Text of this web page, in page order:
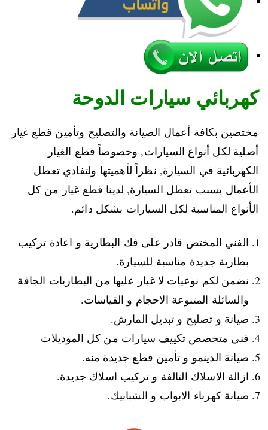
كهربائي سيارات الدوحة
مختصين بكافة أعمال الصيانة والتصليح وتأمين قطع غيار
أصلية لكل أنواع السيارات, وخصوصاً قطع الغيار
الكهربائية في السيارة, نظراً لأهميتها ولتفادي تعطل
الأعمال بسبب تعطل السيارة, لدينا قطع غيار من كل
الأنواع المناسبة لكل السيارات بشكل دائم.
الفني المختص قادر على فك البطارية و اعادة تركيب
بطارية جديدة مناسبة للسيارة.
نضمن لكم نوعيات لا غبار عليها من البطاريات الجافة
والسائلة المتنوعة الاحجام و القياسات.
صيانة و تصليح و تبديل المارش.
فني متخصص تكييف سيارات من كل الموديلات
صيانة الدينمو و تأمين قطع جديدة منه.
ازالة الاسلاك التالفة و تركيب اسلاك جديدة.
صيانة كهرباء الابواب و الشبابيك.